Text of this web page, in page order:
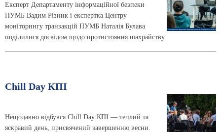
Експерт Департаменту інформаційної безпеки
ПУМБ Вадим Різник і експертка Центру
моніторингу транзакцій ПУМБ Наталія Булава
поділилися досвідом щодо протистояння шахрайству.
Chill Day КПІ
Нещодавно відбувся Chill Day КПІ — теплий та
яскравий день, присвячений завершенню весни.